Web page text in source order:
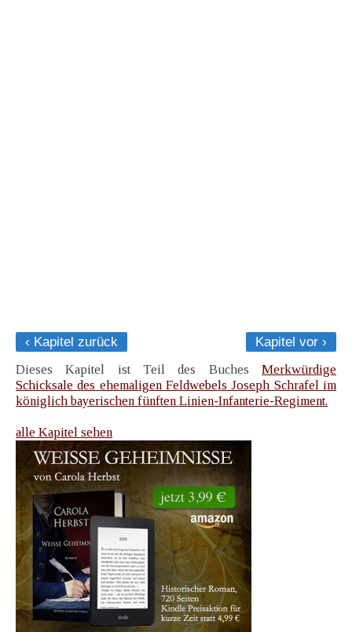
‹ Kapitel zurück
Kapitel vor ›
Dieses Kapitel ist Teil des Buches Merkwürdige
Schicksale des ehemaligen Feldwebels Joseph Schrafel im
königlich bayerischen fünften Linien-Infanterie-Regiment.
alle Kapitel sehen